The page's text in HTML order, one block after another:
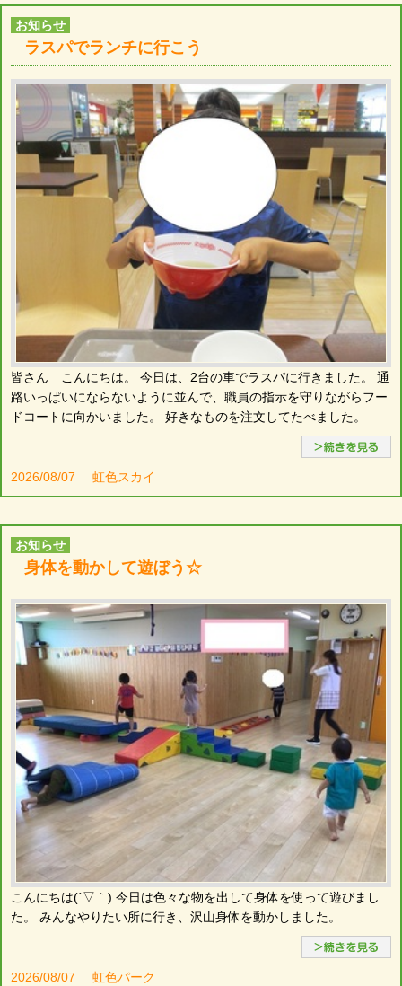
お知らせ
ラスパでランチに行こう
皆さん こんにちは。 今日は、2台の車でラスパに行きました。 通
路いっぱいにならないように並んで、職員の指示を守りながらフー
ドコートに向かいました。 好きなものを注文してたべました。
2026/08/07 虹色スカイ
お知らせ
身体を動かして遊ぼう☆
こんにちは(´▽｀) 今日は色々な物を出して身体を使って遊びまし
た。 みんなやりたい所に行き、沢山身体を動かしました。
2026/08/07 虹色パーク